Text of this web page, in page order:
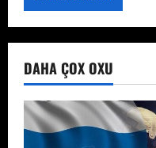
DAHA ÇOX OXU